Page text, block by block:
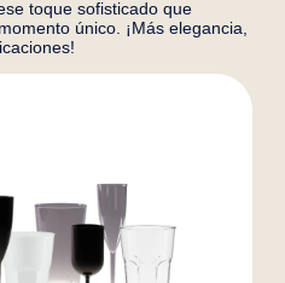
toque sofisticado que
único. ¡Más elegancia,